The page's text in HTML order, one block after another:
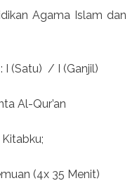
Agama Islam dan
I (Satu) / I (Ganjil)
Al-Qur’an
(4x 35 Menit)